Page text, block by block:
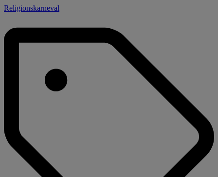
Religionskarneval